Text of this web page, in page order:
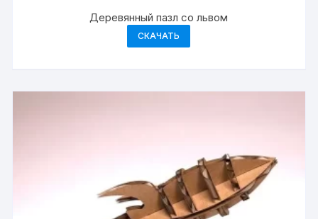
Деревянный пазл со львом
СКАЧАТЬ